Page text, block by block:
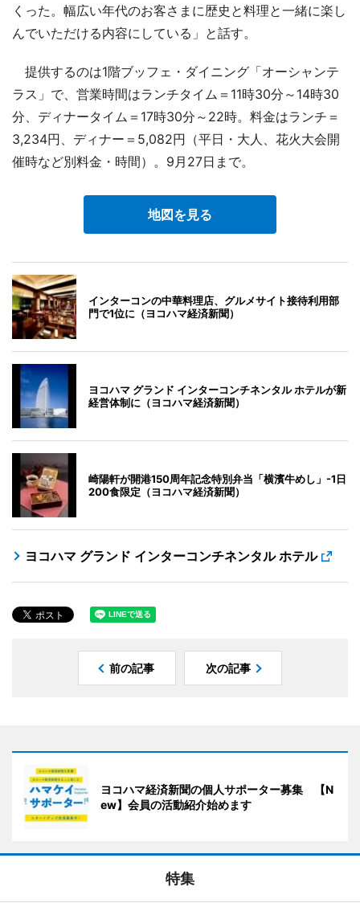
くった。幅広い年代のお客さまに歴史と料理と一緒に楽し
んでいただける内容にしている」と話す。
提供するのは1階ブッフェ・ダイニング「オーシャンテ
ラス」で、営業時間はランチタイム＝11時30分～14時30
分、ディナータイム＝17時30分～22時。料金はランチ＝
3,234円、ディナー＝5,082円（平日・大人、花火大会開
催時など別料金・時間）。9月27日まで。
地図を見る
インターコンの中華料理店、グルメサイト接待利用部
門で1位に（ヨコハマ経済新聞）
ヨコハマ グランド インターコンチネンタル ホテルが新
経営体制に（ヨコハマ経済新聞）
崎陽軒が開港150周年記念特別弁当「横濱牛めし」-1日
200食限定（ヨコハマ経済新聞）
ヨコハマ グランド インターコンチネンタル ホテル
前の記事 次の記事
ヨコハマ経済新聞の個人サポーター募集 【N
ew】会員の活動紹介始めます
特集